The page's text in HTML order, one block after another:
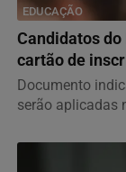
EDUCAÇÃO
Candidatos
cartão de
Documento
serão aplicadas